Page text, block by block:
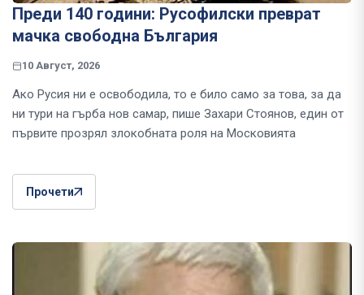
Преди 140 години: Русофилски преврат
мачка свободна България
10 Август, 2026
Ако Русия ни е освободила, то е било само за това, за да
ни тури на гърба нов самар, пише Захари Стоянов, един от
първите прозрял злокобната роля на Московията
Прочети